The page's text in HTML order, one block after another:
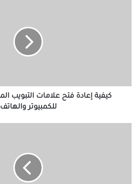
للكمبيوتر
للكمبيوتر والهاتف